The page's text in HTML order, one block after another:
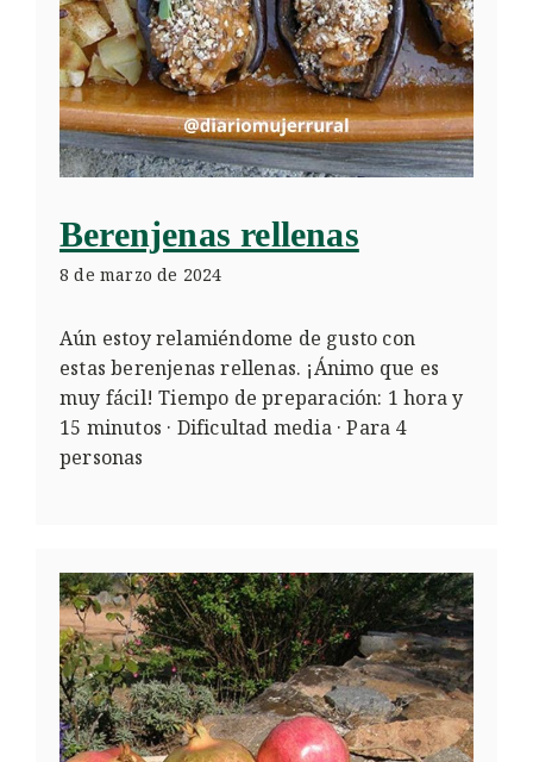
Berenjenas rellenas
8 de marzo de 2024
Aún estoy relamiéndome de gusto con
estas berenjenas rellenas. ¡Ánimo que es
muy fácil! Tiempo de preparación: 1 hora y
15 minutos · Dificultad media · Para 4
personas